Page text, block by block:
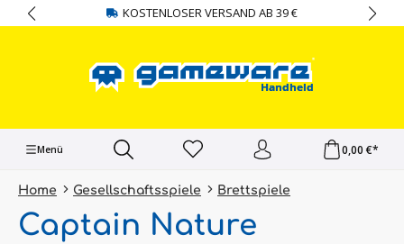
springen KOSTENLOSER VERSAND AB 39 €
Menü 0,00 €*
Home Gesellschaftsspiele Brettspiele
Captain Nature